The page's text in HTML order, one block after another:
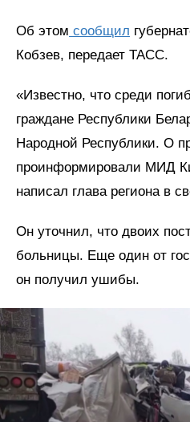
Об этом сообщил
Кобзев, передает ТАСС.
«Известно, что среди
граждане Республики
Народной Республики. О
проинформировали МИД
написал глава региона в
Он уточнил, что двоих
больницы. Еще один от
он получил ушибы.